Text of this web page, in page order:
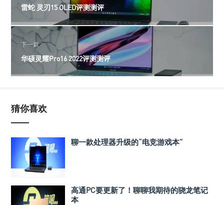
雷蛇 灵刃15 OLED评测测评
下一篇
华硕灵耀Pro16 2022评测测评
猜你喜欢
聊一款处理器升级的“电竞游戏本”
高通PC要更新了！聊聊我期待的骁龙笔记
本